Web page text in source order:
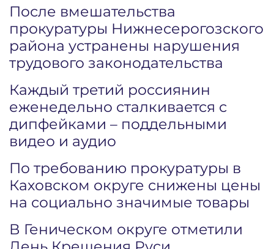
После вмешательства
прокуратуры Нижнесерогозского
района устранены нарушения
трудового законодательства
Каждый третий россиянин
еженедельно сталкивается с
дипфейками – поддельными
видео и аудио
По требованию прокуратуры в
Каховском округе снижены цены
на социально значимые товары
В Геническом округе отметили